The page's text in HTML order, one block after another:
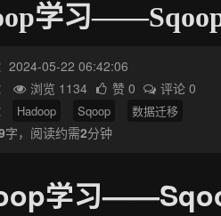
学习
2024-05-22 06:42:06
浏览 1134 赞 0
评论 0
Hadoop Sqoop 数据迁移
字，阅读约需2分钟
学习